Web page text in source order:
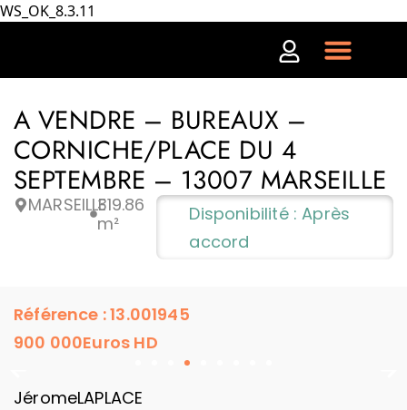
WS_OK_8.3.11
A VENDRE – BUREAUX –
CORNICHE/PLACE DU 4
SEPTEMBRE – 13007 MARSEILLE
MARSEILLE319.86
m²
Disponibilité : Après
accord
900 000Euros HD
Référence : 13.001945
JéromeLAPLACE